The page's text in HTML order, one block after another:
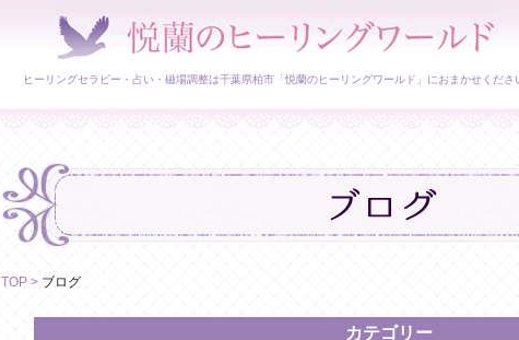
ヒーリングセラピー・占い・磁場調整は千葉県柏市「悦蘭のヒーリングワールド」におまかせくださ
TOP > ブログ
カテゴリー